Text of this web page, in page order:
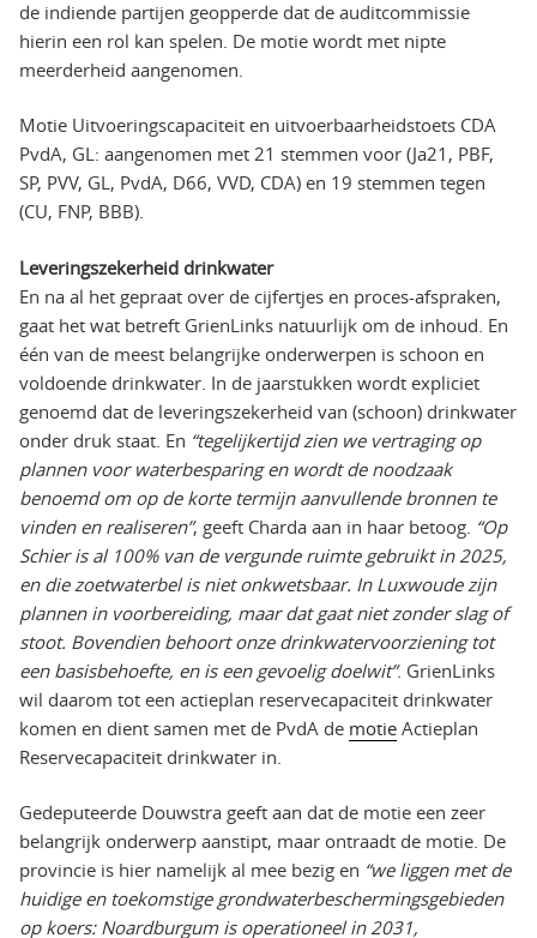
de indiende partijen geopperde dat de auditcommissie
hierin een rol kan spelen. De motie wordt met nipte
meerderheid aangenomen.
Motie Uitvoeringscapaciteit en uitvoerbaarheidstoets CDA
PvdA, GL: aangenomen met 21 stemmen voor (Ja21, PBF,
SP, PVV, GL, PvdA, D66, VVD, CDA) en 19 stemmen tegen
(CU, FNP, BBB).
Leveringszekerheid drinkwater
En na al het gepraat over de cijfertjes en proces-afspraken,
gaat het wat betreft GrienLinks natuurlijk om de inhoud. En
één van de meest belangrijke onderwerpen is schoon en
voldoende drinkwater. In de jaarstukken wordt expliciet
genoemd dat de leveringszekerheid van (schoon) drinkwater
onder druk staat. En “tegelijkertijd zien we vertraging op
plannen voor waterbesparing en wordt de noodzaak
benoemd om op de korte termijn aanvullende bronnen te
vinden en realiseren”, geeft Charda aan in haar betoog. “Op
Schier is al 100% van de vergunde ruimte gebruikt in 2025,
en die zoetwaterbel is niet onkwetsbaar. In Luxwoude zijn
plannen in voorbereiding, maar dat gaat niet zonder slag of
stoot. Bovendien behoort onze drinkwatervoorziening tot
een basisbehoefte, en is een gevoelig doelwit”. GrienLinks
wil daarom tot een actieplan reservecapaciteit drinkwater
komen en dient samen met de PvdA de motie Actieplan
Reservecapaciteit drinkwater in.
Gedeputeerde Douwstra geeft aan dat de motie een zeer
belangrijk onderwerp aanstipt, maar ontraadt de motie. De
provincie is hier namelijk al mee bezig en “we liggen met de
huidige en toekomstige grondwaterbeschermingsgebieden
op koers: Noardburgum is operationeel in 2031,